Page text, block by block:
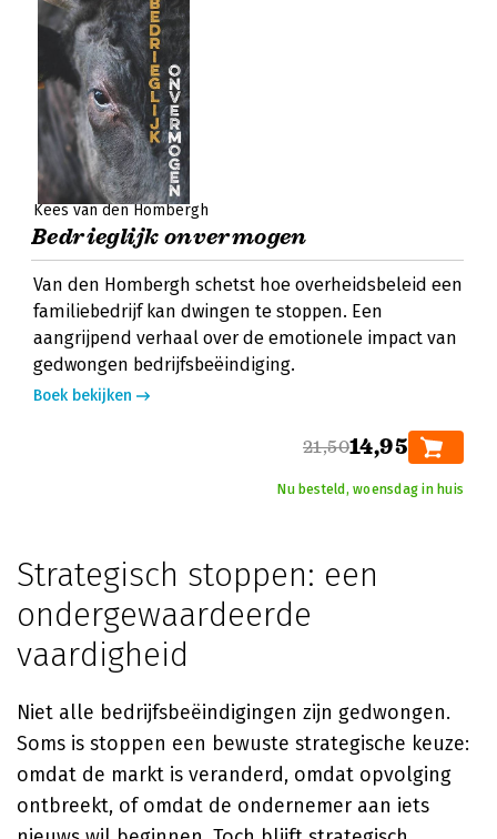
Kees van den Hombergh
Bedrieglijk onvermogen
Van den Hombergh schetst hoe overheidsbeleid een
familiebedrijf kan dwingen te stoppen. Een
aangrijpend verhaal over de emotionele impact van
gedwongen bedrijfsbeëindiging.
Boek bekijken
21,5014,95
Nu besteld, woensdag in huis
Strategisch stoppen: een
ondergewaardeerde
vaardigheid
Niet alle bedrijfsbeëindigingen zijn gedwongen.
Soms is stoppen een bewuste strategische keuze:
omdat de markt is veranderd, omdat opvolging
ontbreekt, of omdat de ondernemer aan iets